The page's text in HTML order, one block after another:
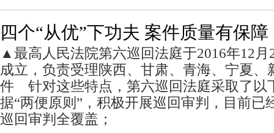
四个“从优”下功夫 案件质量有保障
▲最高人民法院第六巡回法庭于2016年12月
成立，负责受理陕西、甘肃、青海、宁夏、
件 针对这些特点，第六巡回法庭采取了
据“两便原则”，积极开展巡回审判，目前已
巡回审判全覆盖；